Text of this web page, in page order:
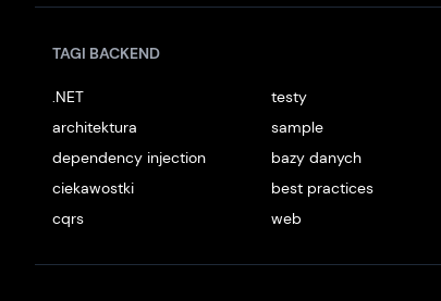
TAGI BACKEND
.NET
testy
architektura
sample
dependency injection
bazy danych
ciekawostki
best practices
cqrs
web